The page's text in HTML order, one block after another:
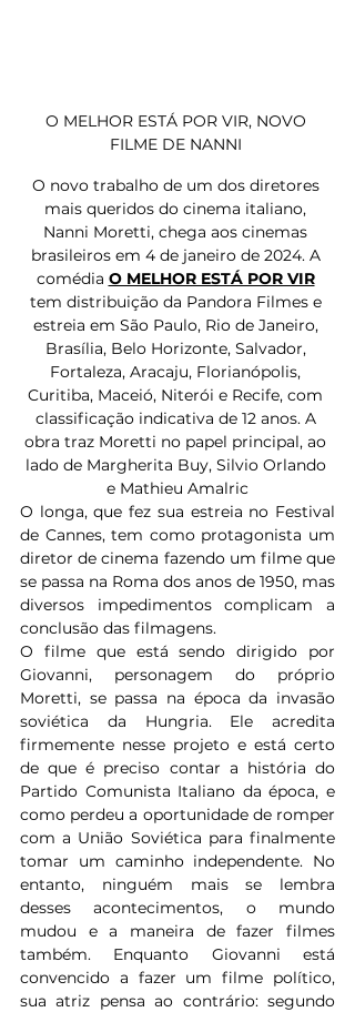
O MELHOR ESTÁ POR VIR, NOVO
FILME DE NANNI
O novo trabalho de um dos diretores
mais queridos do cinema italiano,
Nanni Moretti, chega aos cinemas
brasileiros em 4 de janeiro de 2024. A
comédia O MELHOR ESTÁ POR VIR
tem distribuição da Pandora Filmes e
estreia em São Paulo, Rio de Janeiro,
Brasília, Belo Horizonte, Salvador,
Fortaleza, Aracaju, Florianópolis,
Curitiba, Maceió, Niterói e Recife, com
classificação indicativa de 12 anos. A
obra traz Moretti no papel principal, ao
lado de Margherita Buy, Silvio Orlando
e Mathieu Amalric
O longa, que fez sua estreia no Festival
de Cannes, tem como protagonista um
diretor de cinema fazendo um filme que
se passa na Roma dos anos de 1950, mas
diversos impedimentos complicam a
conclusão das filmagens.
O filme que está sendo dirigido por
Giovanni, personagem do próprio
Moretti, se passa na época da invasão
soviética da Hungria. Ele acredita
firmemente nesse projeto e está certo
de que é preciso contar a história do
Partido Comunista Italiano da época, e
como perdeu a oportunidade de romper
com a União Soviética para finalmente
tomar um caminho independente. No
entanto, ninguém mais se lembra
desses acontecimentos, o mundo
mudou e a maneira de fazer filmes
também. Enquanto Giovanni está
convencido a fazer um filme político,
sua atriz pensa ao contrário: segundo